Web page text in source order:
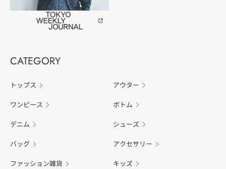
CATEGORY
トップス アウター
ワンピース ボトム
デニム シューズ
バッグ アクセサリー
ファッション雑貨 キッズ